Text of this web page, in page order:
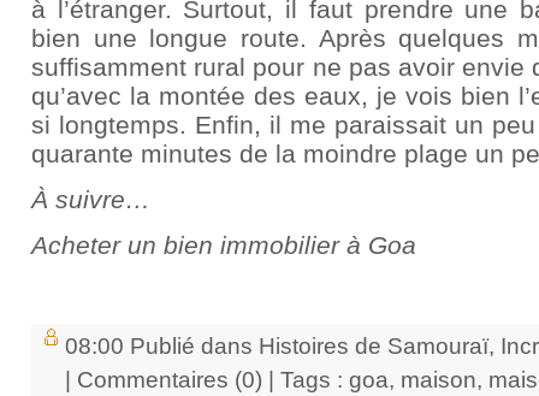
à l’étranger. Surtout, il faut prendre une
bien une longue route. Après quelques
suffisamment rural pour ne pas avoir envie
qu’avec la montée des eaux, je vois bien
si longtemps. Enfin, il me paraissait un
quarante minutes de la moindre plage un
À suivre…
Acheter un bien immobilier à Goa
08:00 Publié dans Histoires de Samouraï,
| Commentaires (0) | Tags : goa, maison,